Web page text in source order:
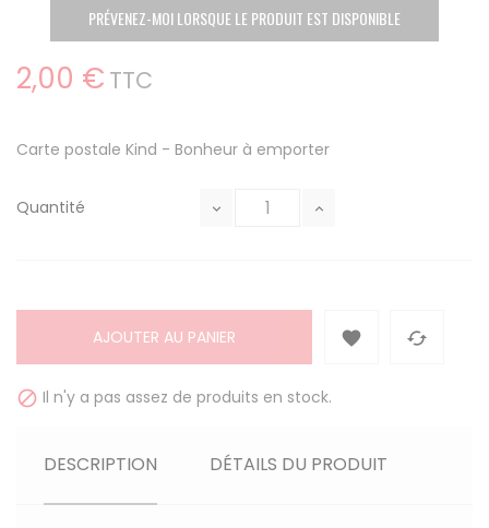
PRÉVENEZ-MOI LORSQUE LE PRODUIT EST DISPONIBLE
2,00 € TTC
Carte postale Kind - Bonheur à emporter
Quantité
AJOUTER AU PANIER  
 Il n'y a pas assez de produits en stock.
DESCRIPTION DÉTAILS DU PRODUIT